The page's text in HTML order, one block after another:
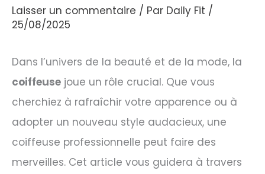
Laisser un commentaire / Par Daily Fit /
25/08/2025
Dans l’univers de la beauté et de la mode, la
coiffeuse joue un rôle crucial. Que vous
cherchiez à rafraîchir votre apparence ou à
adopter un nouveau style audacieux, une
coiffeuse professionnelle peut faire des
merveilles. Cet article vous guidera à travers